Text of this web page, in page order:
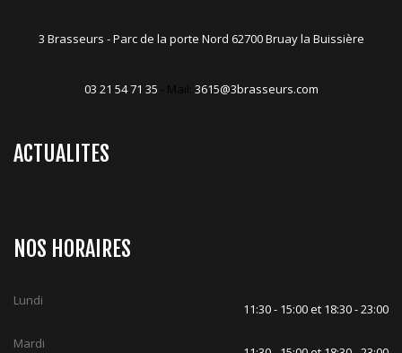
3 Brasseurs - Parc de la porte Nord 62700 Bruay la Buissière
03 21 54 71 35 - Mail: 3615@3brasseurs.com
ACTUALITES
NOS HORAIRES
Lundi
11:30 - 15:00 et 18:30 - 23:00
Mardi